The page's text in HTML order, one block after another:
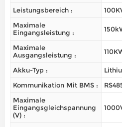
Leistungsbereich :
Maximale
Eingangsleistung :
Maximale
Ausgangsleistung :
Akku-Typ :
Kommunikation Mit BMS :
Maximale
Eingangsgleichspannung
(V) :